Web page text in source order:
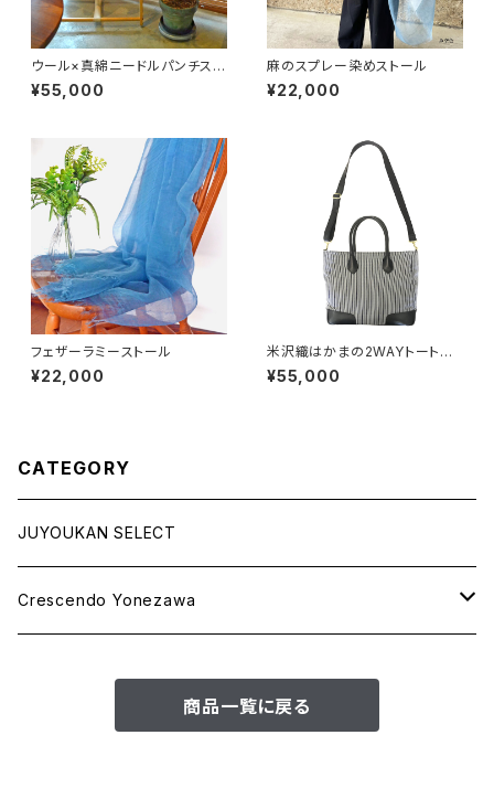
ウール×真綿ニードルパンチスト
ール
¥55,000
麻のスプレー染めストール
¥22,000
フェザーラミーストール
¥22,000
米沢織はかまの2WAYトートバ
ッグ
¥55,000
CATEGORY
JUYOUKAN SELECT
Crescendo Yonezawa
STOLE AUTUMN＆WINTER
商品一覧に戻る